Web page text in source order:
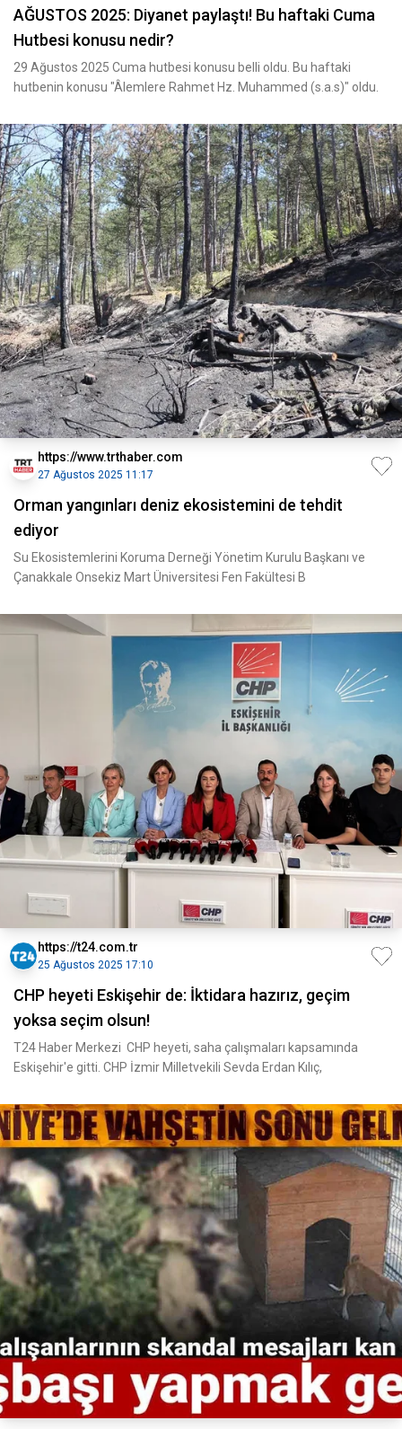
AĞUSTOS 2025: Diyanet paylaştı! Bu haftaki Cuma
Hutbesi konusu nedir?
29 Ağustos 2025 Cuma hutbesi konusu belli oldu. Bu haftaki
hutbenin konusu "Âlemlere Rahmet Hz. Muhammed (s.a.s)" oldu.
https://www.trthaber.com
27 Ağustos 2025 11:17
Orman yangınları deniz ekosistemini de tehdit
ediyor
Su Ekosistemlerini Koruma Derneği​​​​​​​ Yönetim Kurulu Başkanı ve
Çanakkale Onsekiz Mart Üniversitesi Fen Fakültesi B
https://t24.com.tr
25 Ağustos 2025 17:10
CHP heyeti Eskişehir de: İktidara hazırız, geçim
yoksa seçim olsun!
T24 Haber Merkezi CHP heyeti, saha çalışmaları kapsamında
Eskişehir'e gitti. CHP İzmir Milletvekili Sevda Erdan Kılıç,